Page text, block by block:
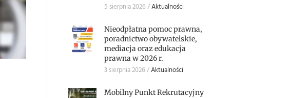
5 sierpnia 2026 Aktualności
Nieodpłatna pomoc prawna,
poradnictwo obywatelskie,
mediacja oraz edukacja
prawna w 2026 r.
3 sierpnia 2026 Aktualności
Mobilny Punkt Rekrutacyjny